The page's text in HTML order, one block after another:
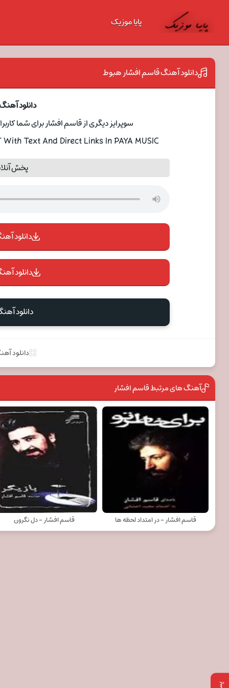
پایا موزیک
دانلود آهنگ قاسم افشار هبوط
دانلود
سوپرایز دیگری از قاسم افشار برای شما
Text And Direct Links In PAYA MUSIC
پخش
دانلود
دانلود
دانلود
دانلود
آهنگ های مرتبط قاسم افشار
قاسم افشار - در امتداد لحظه ها قاسم افشار - دل نگرون